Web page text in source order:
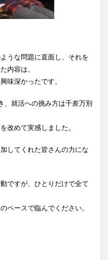
うな問題に直面し、それを
内容は、
味深かったです。
、就活への挑み方は千差万別
改めて実感しました。
してくれた皆さんの力にな
ですが、ひとりだけで全て
ペースで臨んでください。